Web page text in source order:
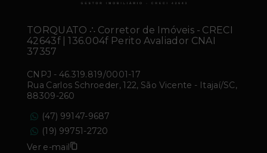
TORQUATO ∴ Corretor de Imóveis - CRECI
42643f | 136.004f Perito Avaliador CNAI
37357
CNPJ - 46.319.819/0001-17
Rua Carlos Schroeder, 122, São Vicente - Itajaí/SC,
88309-260
(47) 99147-9687
(19) 99751-2720
Ver e-mail